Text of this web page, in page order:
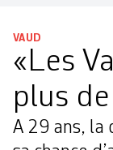
VAUD
«Les
plus
A 29 ans, la